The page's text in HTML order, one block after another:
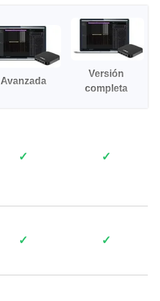
Avanzada
Versión
completa
✓ ✓
✓ ✓